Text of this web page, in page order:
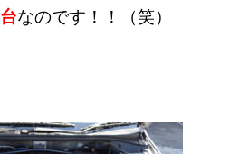
なのです！！（笑）